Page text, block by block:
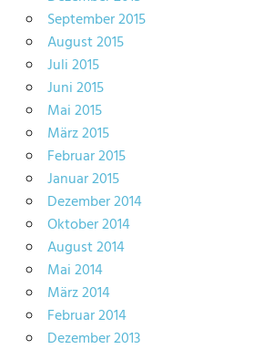
September 2015
August 2015
Juli 2015
Juni 2015
Mai 2015
März 2015
Februar 2015
Januar 2015
Dezember 2014
Oktober 2014
August 2014
Mai 2014
März 2014
Februar 2014
Dezember 2013